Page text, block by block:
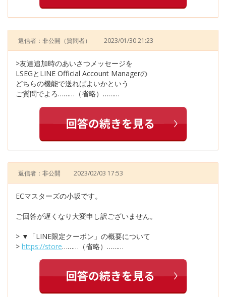
返信者：非公開 （質問者） 2023/01/30 21:23
>友達追加時のあいさつメッセージを
LSEGとLINE Official Account Managerの
どちらの機能で送ればよいかという
ご質問でよろ………（省略）………
返信者：非公開 2023/02/03 17:53
ECマスターズの小坂です。
ご回答が遅くなり大変申し訳ございません。
> ▼「LINE限定クーポン」の概要について
> https://store………（省略）………